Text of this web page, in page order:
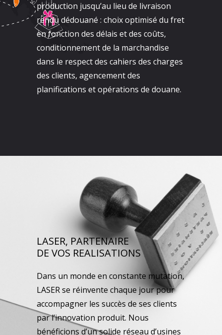
production jusqu’au lieu de livraison
rendu dédouané : choix optimisé du fret
en fonction des délais et des coûts,
conditionnement de la marchandise
dans le respect des cahiers des charges
des clients, agencement des
planifications et opérations de douane.
LASER, PARTENAIRE
DE VOS REALISATIONS
Dans un monde en constante mutation,
LASER se réinvente chaque jour pour
accompagner les succès de ses clients
par l’innovation produit. Nous
bénéficions d’un solide réseau d’usines